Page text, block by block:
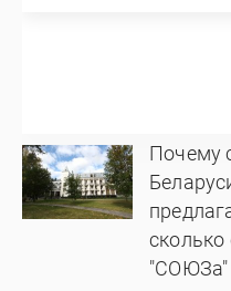
Почему
сколько
"СОЮЗа"